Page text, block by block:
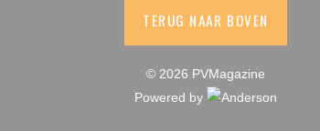
TERUG NAAR BOVEN
© 2026 PVMagazine
Powered by